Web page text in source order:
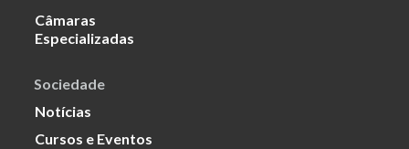
Câmaras
Especializadas
Sociedade
Notícias
Cursos e Eventos